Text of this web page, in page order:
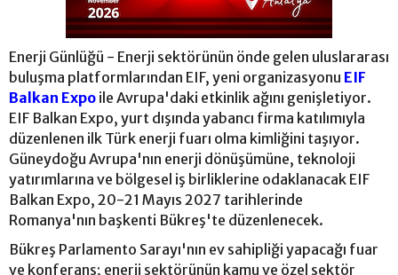
Enerji Günlüğü - Enerji sektörünün önde gelen uluslararası
buluşma platformlarından EIF, yeni organizasyonu EIF
Balkan Expo ile Avrupa'daki etkinlik ağını genişletiyor.
EIF Balkan Expo, yurt dışında yabancı firma katılımıyla
düzenlenen ilk Türk enerji fuarı olma kimliğini taşıyor.
Güneydoğu Avrupa'nın enerji dönüşümüne, teknoloji
yatırımlarına ve bölgesel iş birliklerine odaklanacak EIF
Balkan Expo, 20-21 Mayıs 2027 tarihlerinde
Romanya'nın başkenti Bükreş'te düzenlenecek.
Bükreş Parlamento Sarayı'nın ev sahipliği yapacağı fuar
ve konferans; enerji sektörünün kamu ve özel sektör